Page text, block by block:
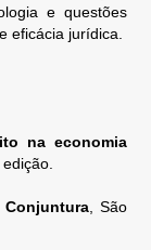
e questões
eficácia jurídica.
na economia
Conjuntura , São